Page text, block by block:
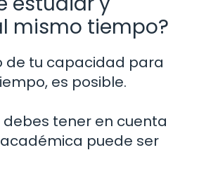
mismo tiempo?
de tu capacidad para
es posible.
debes tener en cuenta
puede ser